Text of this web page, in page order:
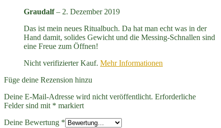
Graudalf– 2. Dezember 2019
Das ist mein neues Ritualbuch. Da hat man echt was in der
Hand damit, solides Gewicht und die Messing-Schnallen sind
eine Freue zum Öffnen!
Nicht verifizierter Kauf. Mehr Informationen
Füge deine Rezension hinzu
Deine E-Mail-Adresse wird nicht veröffentlicht. Erforderliche
Felder sind mit * markiert
Deine Bewertung *